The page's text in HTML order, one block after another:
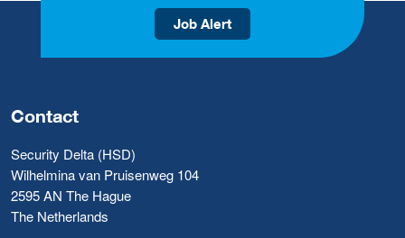
Job Alert
Contact
Security Delta (HSD)
Wilhelmina van Pruisenweg 104
2595 AN The Hague
The Netherlands